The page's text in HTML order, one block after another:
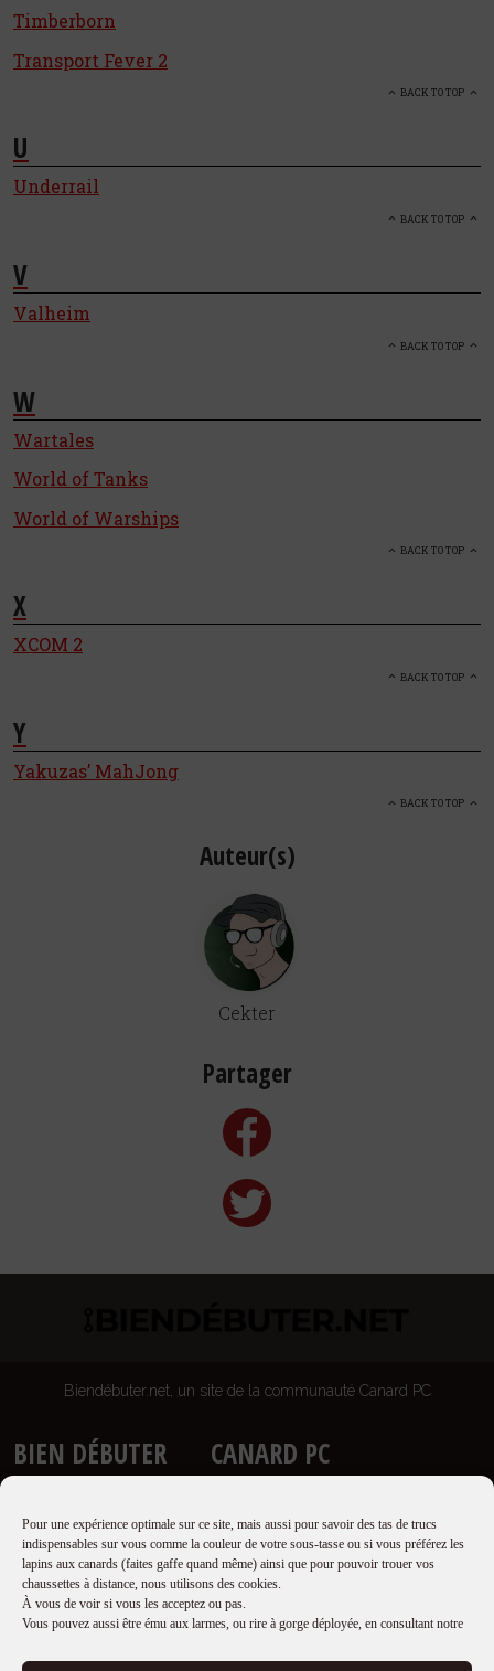
Pour une expérience optimale sur ce site, mais aussi pour savoir des tas de trucs
indispensables sur vous comme la couleur de votre sous-tasse ou si vous préférez les
lapins aux canards (faites gaffe quand même) ainsi que pour pouvoir trouer vos
chaussettes à distance, nous utilisons des cookies.
À vous de voir si vous les acceptez ou pas.
Vous pouvez aussi être ému aux larmes, ou rire à gorge déployée, en consultant notre
Timberborn
Transport Fever 2
BACK TO TOP
U
Underrail
BACK TO TOP
V
Valheim
BACK TO TOP
W
Wartales
World of Tanks
World of Warships
BACK TO TOP
X
XCOM 2
BACK TO TOP
Y
Yakuzas’ MahJong
BACK TO TOP
Auteur(s)
Cekter
Partager
Biendébuter.net, un site de la communauté Canard PC
BIEN DÉBUTER
Guides
Proposer un guide
Qui sommes nous ?
Mentions légales
CANARD PC
Newsletter
Boutique
Forums